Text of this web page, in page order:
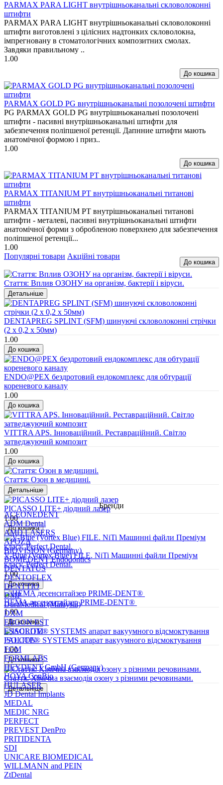
PARMAX PARA LIGHT внутрішньоканальні скловолоконні
штифти
PARMAX PARA LIGHT внутрішньоканальні скловолоконні
штифти виготовлені з цілісних надтонких скловолокна,
імпрегновану в стоматологічних композитних смолах.
Завдяки правильному ..
1.00
PARMAX GOLD PG внутрішньоканальні позолочені штифти
PG PARMAX GOLD PG внутрішньоканальні позолочені
штифти - пасивні внутрішньоканальні штифти для
забезпечення поліпшеної ретенції. Дапнние штифти мають
анатомічної формою і приз..
1.00
PARMAX TITANIUM PT внутрішньоканальні титанові
штифти
PARMAX TITANIUM PT внутрішньоканальні титанові
штифти - металеві, пасивні внутрішньоканальні штифти
анатомічної форми з обробленою поверхнею для забезпечення
поліпшеної ретенції...
1.00
Популярні товари Акційні товари
Стаття: Вплив ОЗОНУ на організм, бактерії і віруси.
DENTAPREG SPLINT (SFM) шинуючі скловолоконні стрічки
(2 х 0,2 х 50мм)
1.00
ENDO@PEX бездротовий ендокомплекс для обтурації
кореневого каналу
1.00
VITTRA APS. Інноваційний. Реставраційний. Світло
затведжуючий композит
1.00
Стаття: Озон в медицині.
PICASSO LITE+ діодний лазер
1.00
V-Blue (Vortex Blue) FILE. NiTi Машинні файли Преміум
класу. Perfect Dental.
1.00
HEMA десенситайзер PRIME-DENT®
1.00
ISOLITE® SYSTEMS апарат вакуумного відсмоктування
1.00
Стаття: Хімічна взаємодія озону з різними речовинами.
Бренди
ACEONEDENT
ADM Dental
AMD LASERS
APOZA
BIOVISION (Germany)
BOMEDENT Endodontics
DENTATUS
DENTOFLEX
DENTTIO
DMP
DuraMedical (Malaysia)
DXM
ERGON EST
ESACROM
FALCON
FGM
FORMLABS
HEYDENT GmbH (Germany)
HOYA ConBio
HULASER
JD Dental Implants
MEDAL
MEDIC NRG
PERFECT
PREVEST DenPro
PRITIDENTA
SDI
UNICARE BIOMEDICAL
WILLMANN and PEIN
ZtDental